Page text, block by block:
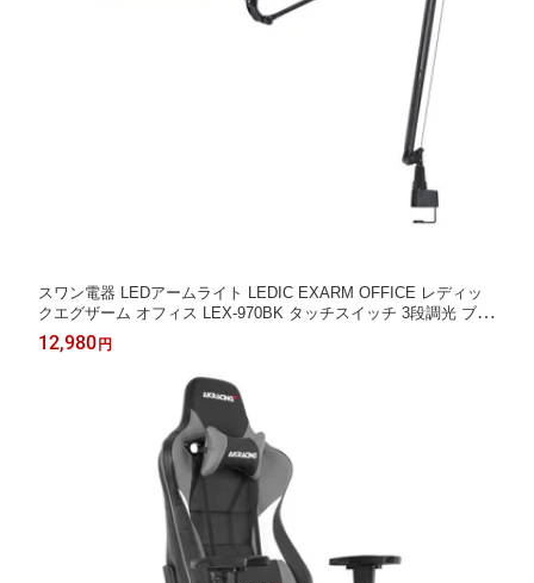
スワン電器 LEDアームライト LEDIC EXARM OFFICE レディッ
クエグザーム オフィス LEX-970BK タッチスイッチ 3段調光 ブラ
ック色 昼白色 消費電力12W 目に優しい
12,980 円